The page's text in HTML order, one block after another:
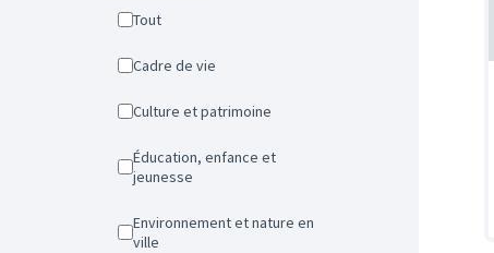
Tout
Cadre de vie
Culture et patrimoine
Éducation, enfance et
jeunesse
Environnement et nature en
ville